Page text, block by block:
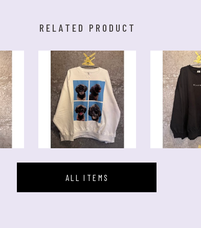
RELATED PRODUCT
ALL ITEMS